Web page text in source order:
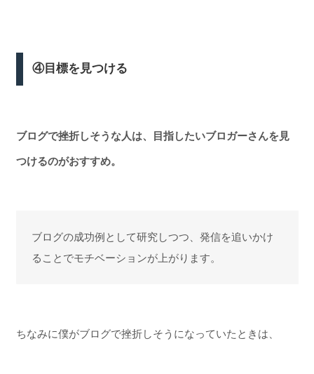
④目標を見つける
ブログで挫折しそうな人は、目指したいブロガーさんを見
つけるのがおすすめ。
ブログの成功例として研究しつつ、発信を追いかけ
ることでモチベーションが上がります。
ちなみに僕がブログで挫折しそうになっていたときは、